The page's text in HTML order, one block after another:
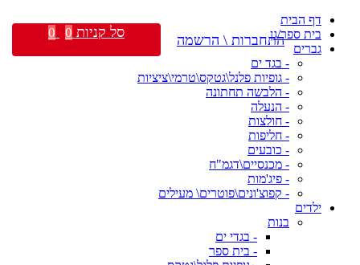
דף הבית
בית ספר/גן
גברים
- בגד ים
- גופיות פלנל\גטקס\טרמי\ציציות
- הלבשה תחתונה
- הנעלה
- חולצות
- חליפות
- כובעים
- מכנסיים\דגמ"ח
- פיג'מות
- קפוצ'ונים\פוטרים\ מעילים
ילדים
בנות
- בגדי ים
- בית ספר
התחברות \ הרשמה סל קניות 0
0